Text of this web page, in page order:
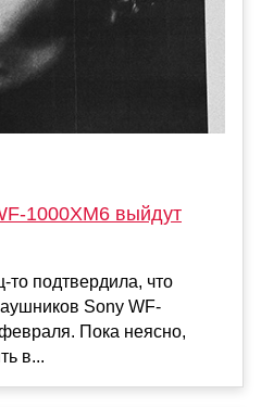
1000XM6 выйдут
то подтвердила, что
Sony WF-
Пока неясно,
в...